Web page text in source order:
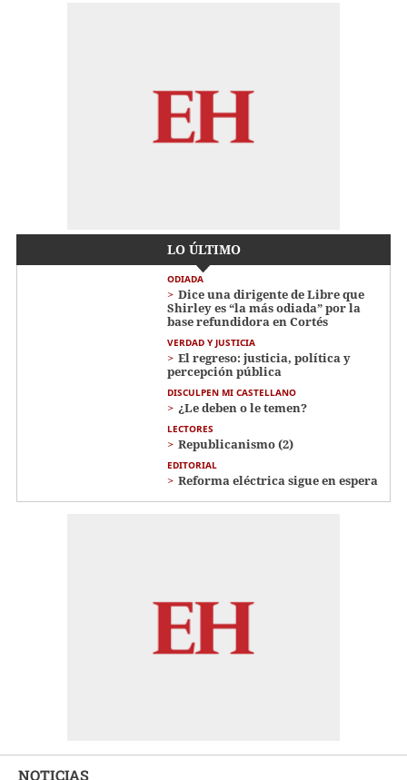
LO ÚLTIMO
ODIADA
Dice una dirigente de Libre que
Shirley es “la más odiada” por la
base refundidora en Cortés
VERDAD Y JUSTICIA
El regreso: justicia, política y
percepción pública
DISCULPEN MI CASTELLANO
¿Le deben o le temen?
LECTORES
Republicanismo (2)
EDITORIAL
Reforma eléctrica sigue en espera
NOTICIAS